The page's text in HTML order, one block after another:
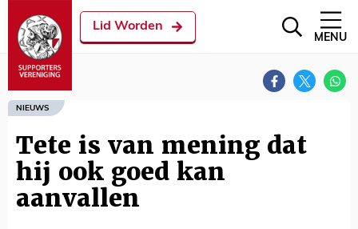
Lid Worden
MENU
NIEUWS
Tete is van mening dat
hij ook goed kan
aanvallen